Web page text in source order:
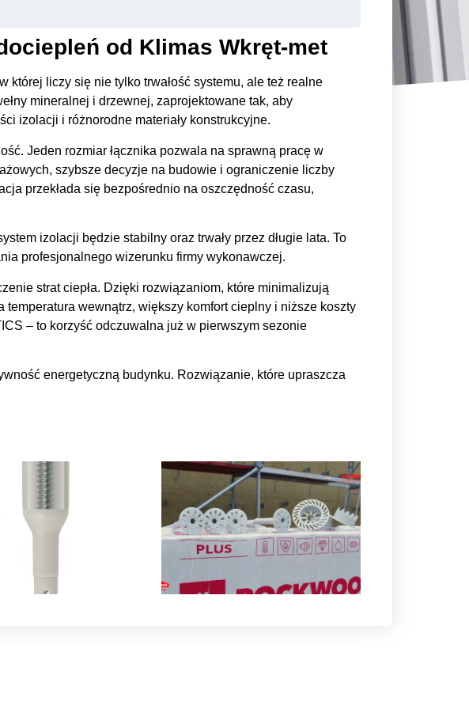
od Klimas Wkręt-met
liczy się nie tylko trwałość systemu, ale też realne
mineralnej i drzewnej, zaprojektowane tak, aby
izolacji i różnorodne materiały konstrukcyjne.
Jeden rozmiar łącznika pozwala na sprawną pracę w
szybsze decyzje na budowie i ograniczenie liczby
przekłada się bezpośrednio na oszczędność czasu,
izolacji będzie stabilny oraz trwały przez długie lata. To
profesjonalnego wizerunku firmy wykonawczej.
strat ciepła. Dzięki rozwiązaniom, które minimalizują
wewnątrz, większy komfort cieplny i niższe koszty
– to korzyść odczuwalna już w pierwszym sezonie
energetyczną budynku. Rozwiązanie, które upraszcza